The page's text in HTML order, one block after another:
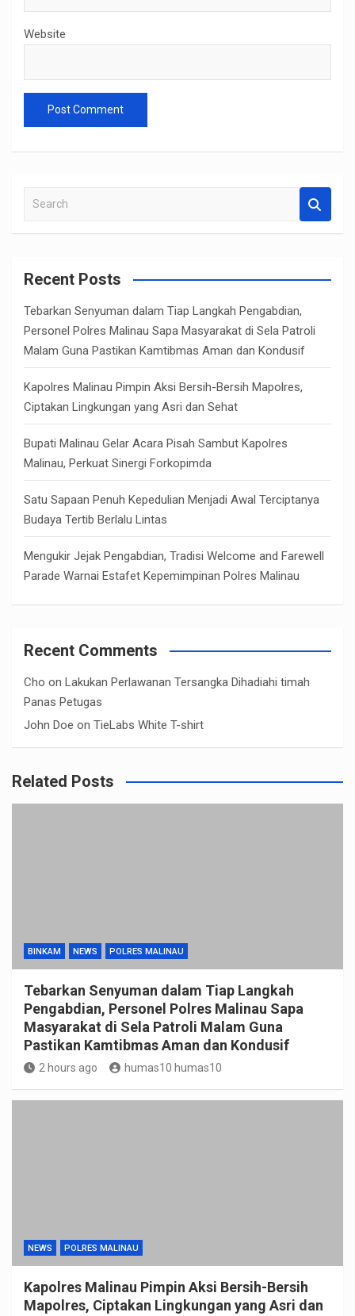
Website
a
cRecent Posts
Tebarkan Senyuman dalam Tiap Langkah Pengabdian,
Personel Polres Malinau Sapa Masyarakat di Sela Patroli
Malam Guna Pastikan Kamtibmas Aman dan Kondusif
Kapolres Malinau Pimpin Aksi Bersih-Bersih Mapolres,
Ciptakan Lingkungan yang Asri dan Sehat
Bupati Malinau Gelar Acara Pisah Sambut Kapolres
Malinau, Perkuat Sinergi Forkopimda
Satu Sapaan Penuh Kepedulian Menjadi Awal Terciptanya
Budaya Tertib Berlalu Lintas
Mengukir Jejak Pengabdian, Tradisi Welcome and Farewell
Parade Warnai Estafet Kepemimpinan Polres Malinau
Recent Comments
Cho on Lakukan Perlawanan Tersangka Dihadiahi timah
Panas Petugas
John Doe on TieLabs White T-shirt
Related Posts
BINKAM NEWS POLRES MALINAU
Tebarkan Senyuman dalam Tiap Langkah
Pengabdian, Personel Polres Malinau Sapa
Masyarakat di Sela Patroli Malam Guna
Pastikan Kamtibmas Aman dan Kondusif
2 hours ago humas10 humas10
NEWS POLRES MALINAU
Kapolres Malinau Pimpin Aksi Bersih-Bersih
Mapolres, Ciptakan Lingkungan yang Asri dan